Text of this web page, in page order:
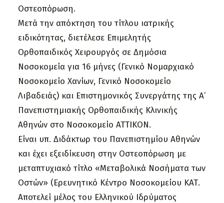
Οστεοπόρωση.
Μετά την απόκτηση του τίτλου ιατρικής
ειδικότητας, διετέλεσε Επιμελητής
Ορθοπαιδικός Χειρουργός σε Δημόσια
Νοσοκομεία για 16 μήνες (Γενικό Νομαρχιακό
Νοσοκομείο Χανίων, Γενικό Νοσοκομείο
Λιβαδειάς) και Επιστημονικός Συνεργάτης της Α’
Πανεπιστημιακής Ορθοπαιδικής Κλινικής
Αθηνών στο Νοσοκομείο ΑΤΤΙΚΟΝ.
Είναι υπ. Διδάκτωρ του Πανεπιστημίου Αθηνών
και έχει εξειδίκευση στην Οστεοπόρωση με
μεταπτυχιακό τίτλο «Μεταβολικά Νοσήματα των
Οστών» (Ερευνητικό Κέντρο Νοσοκομείου ΚΑΤ.
Αποτελεί μέλος του Ελληνικού Ιδρύματος